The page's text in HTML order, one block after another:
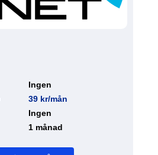
Ingen
39 kr/mån
Ingen
1 månad